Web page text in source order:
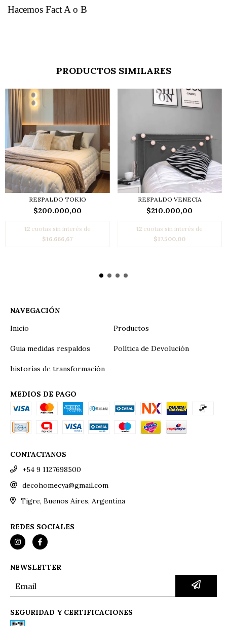
Hacemos Fact A o B
PRODUCTOS SIMILARES
RESPALDO TOKIO
$200.000,00
12 cuotas sin interés de
$16.666,67
RESPALDO VENECIA
$210.000,00
12 cuotas sin interés de
$17.500,00
NAVEGACIÓN
Inicio
Productos
Guia medidas respaldos Política de Devolución
historias de transformación
MEDIOS DE PAGO
CONTACTANOS
+54 9 1127698500
decohomecya@gmail.com
Tigre, Buenos Aires, Argentina
REDES SOCIALES
NEWSLETTER
SEGURIDAD Y CERTIFICACIONES